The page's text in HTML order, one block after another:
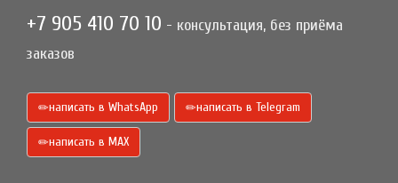
+7 905 410 70 10 - консультация, без приёма
заказов
написать в WhatsApp написать в Telegram
написать в МАХ